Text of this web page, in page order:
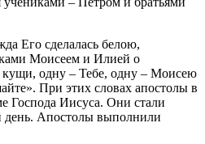
Его сделалась белою,
Моисеем и Илией о
кущи, одну – Тебе, одну – Моисею
При этих словах апостолы в
Господа Иисуса. Они стали
день. Апостолы выполнили